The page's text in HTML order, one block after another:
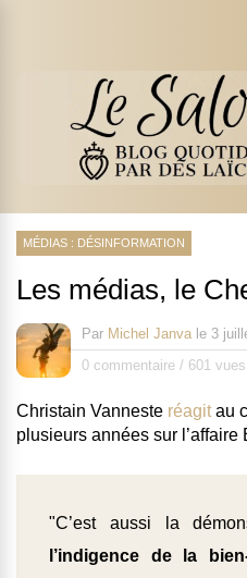
MÉDIAS : DÉSINFORMATION
Les médias, le
Par Michel Janva le 3
0 commentaire / 601 vues
Christain Vanneste réagitau
plusieurs années sur l’affaire
"C’est aussi la
l’indigence de la